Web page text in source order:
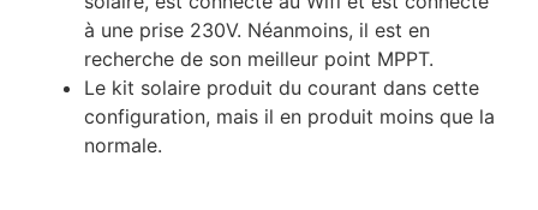
à une prise 230V. Néanmoins, il est en
recherche de son meilleur point MPPT.
Le kit solaire produit du courant dans cette
configuration, mais il en produit moins que la
normale.